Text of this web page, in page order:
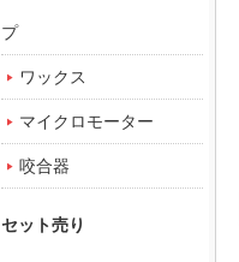
プ
ワックス
マイクロモーター
咬合器
セット売り